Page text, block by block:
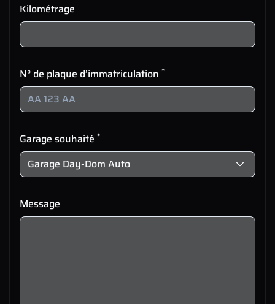
Kilométrage
N° de plaque d’immatriculation *
Garage souhaité *
Message